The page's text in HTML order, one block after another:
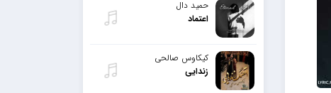
حمید دال
اعتماد
کیکاوس صالحی
زندایی